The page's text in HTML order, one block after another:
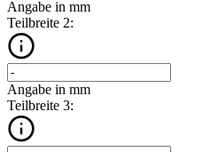
Angabe in mm
Teilbreite 2:
Angabe in mm
Teilbreite 3: